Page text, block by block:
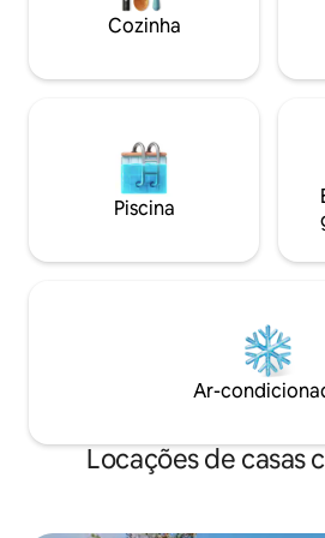
Cozinha
Piscina
Ar-
Locações de casas